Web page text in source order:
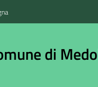
di